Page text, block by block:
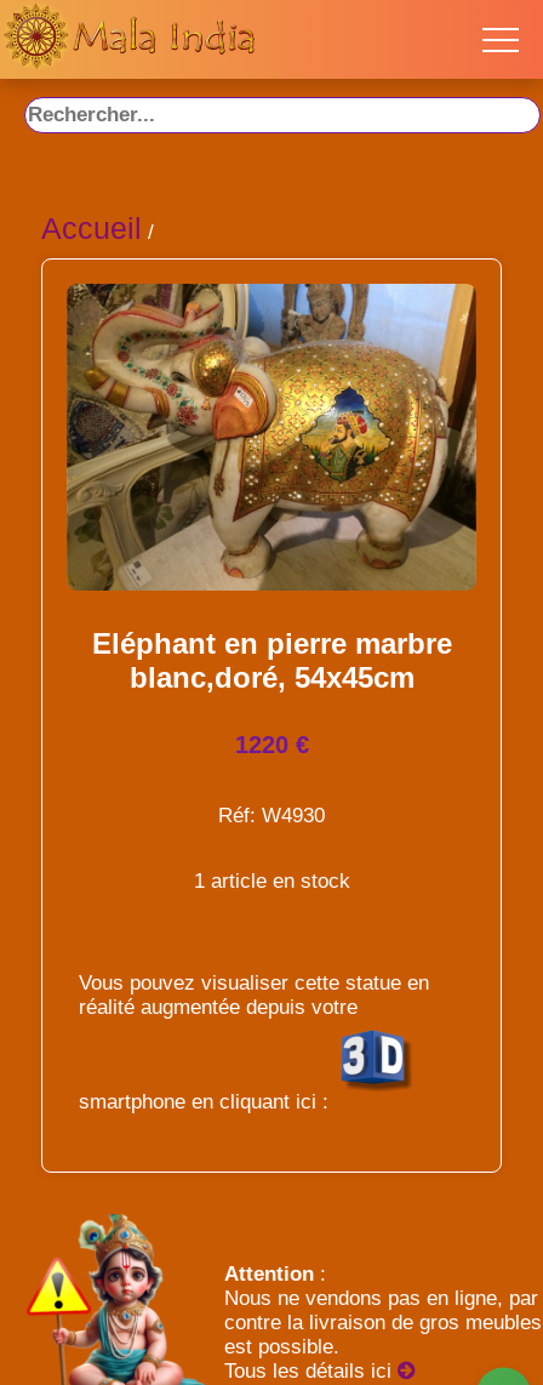
Accueil /
Eléphant en pierre marbre
blanc,doré, 54x45cm
1220 €
Réf: W4930
1 article en stock
Vous pouvez visualiser cette statue en
réalité augmentée depuis votre
smartphone en cliquant ici :
Attention :
Nous ne vendons pas en ligne, par
contre la livraison de gros meubles
est possible.
Tous les détails ici